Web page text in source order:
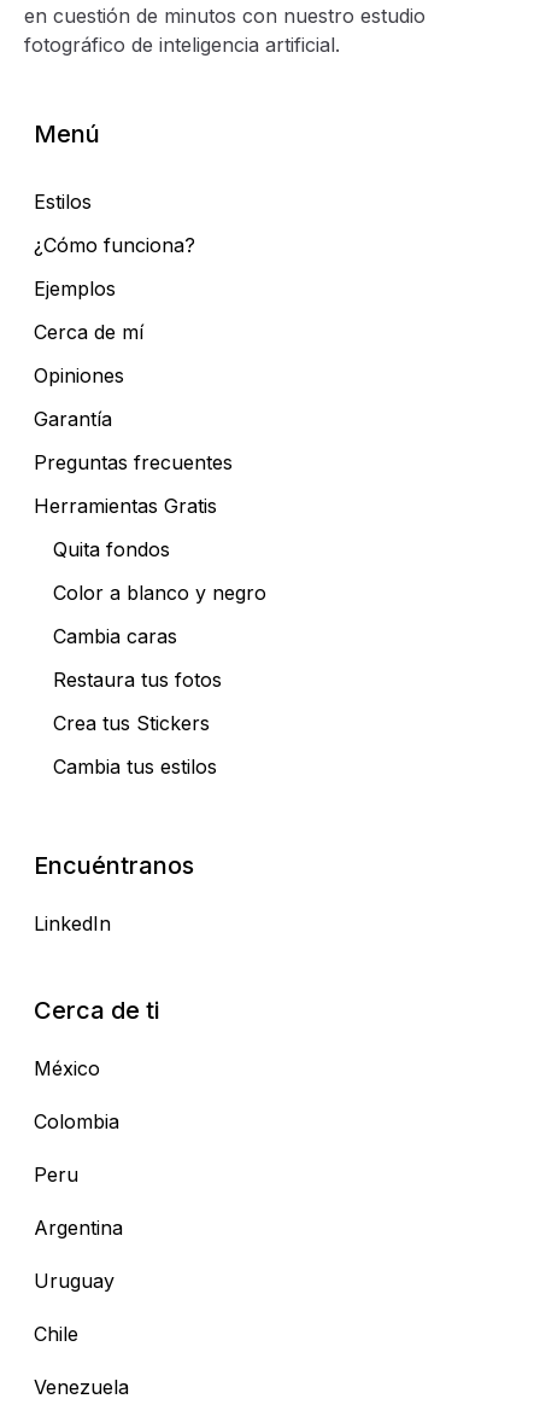
en cuestión de minutos con nuestro estudio
fotográfico de inteligencia artificial.
Menú
Estilos
¿Cómo funciona?
Ejemplos
Cerca de mí
Opiniones
Garantía
Preguntas frecuentes
Herramientas Gratis
Quita fondos
Color a blanco y negro
Cambia caras
Restaura tus fotos
Crea tus Stickers
Cambia tus estilos
Encuéntranos
LinkedIn
Cerca de ti
México
Colombia
Peru
Argentina
Uruguay
Chile
Venezuela